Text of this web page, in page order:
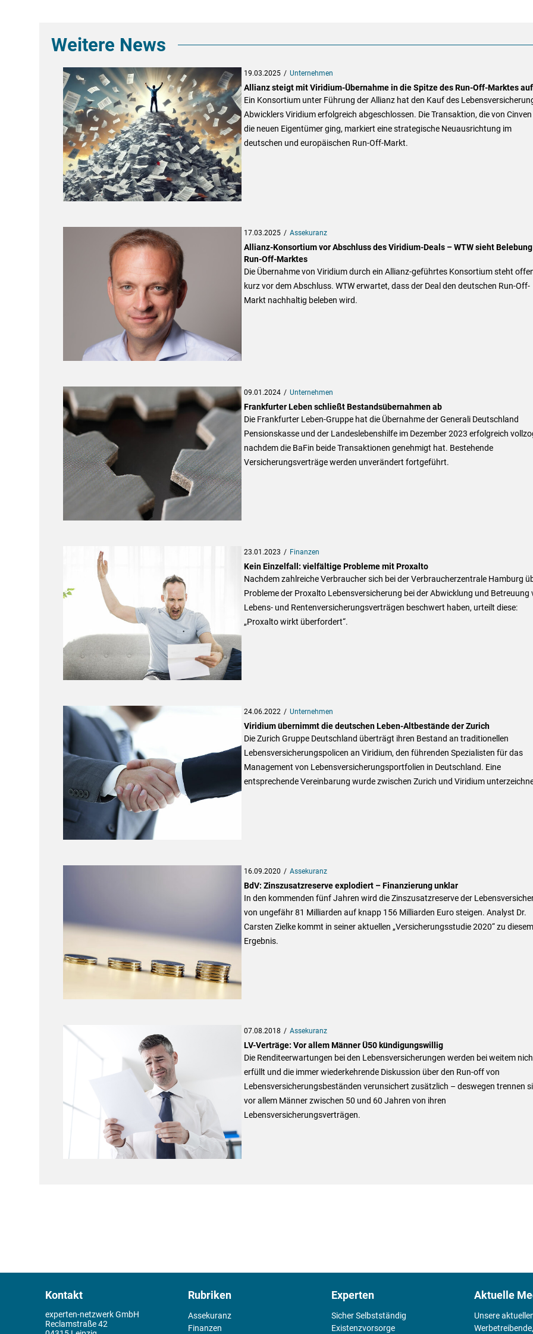
Weitere News
19.03.2025 Unternehmen
Allianz steigt mit Viridium-Übernahme in die Spitze des Run-Off-Marktes auf
Ein Konsortium unter Führung der Allianz hat den Kauf des
Abwicklers Viridium erfolgreich abgeschlossen. Die Transaktion, die von Cinven
die neuen Eigentümer ging, markiert eine strategische Neuausrichtung im
deutschen und europäischen Run-Off-Markt.
17.03.2025 Assekuranz
Allianz-Konsortium vor Abschluss des Viridium-Deals – WTW sieht
Run-Off-Marktes
Die Übernahme von Viridium durch ein Allianz-geführtes Konsortium steht
kurz vor dem Abschluss. WTW erwartet, dass der Deal den deutschen Run-Off-
Markt nachhaltig beleben wird.
09.01.2024 Unternehmen
Frankfurter Leben schließt Bestandsübernahmen ab
Die Frankfurter Leben-Gruppe hat die Übernahme der Generali Deutschland
Pensionskasse und der Landeslebenshilfe im Dezember 2023 erfolgreich
nachdem die BaFin beide Transaktionen genehmigt hat. Bestehende
Versicherungsverträge werden unverändert fortgeführt.
23.01.2023 Finanzen
Kein Einzelfall: vielfältige Probleme mit Proxalto
Nachdem zahlreiche Verbraucher sich bei der Verbraucherzentrale Hamburg
Probleme der Proxalto Lebensversicherung bei der Abwicklung und Betreuung
Lebens- und Rentenversicherungsverträgen beschwert haben, urteilt diese:
„Proxalto wirkt überfordert“.
24.06.2022 Unternehmen
Viridium übernimmt die deutschen Leben-Altbestände der Zurich
Die Zurich Gruppe Deutschland überträgt ihren Bestand an traditionellen
Lebensversicherungspolicen an Viridium, den führenden Spezialisten für das
Management von Lebensversicherungsportfolien in Deutschland. Eine
entsprechende Vereinbarung wurde zwischen Zurich und Viridium
16.09.2020 Assekuranz
BdV: Zinszusatzreserve explodiert – Finanzierung unklar
In den kommenden fünf Jahren wird die Zinszusatzreserve der
von ungefähr 81 Milliarden auf knapp 156 Milliarden Euro steigen. Analyst Dr.
Carsten Zielke kommt in seiner aktuellen „Versicherungsstudie 2020“ zu diesem
Ergebnis.
07.08.2018 Assekuranz
LV-Verträge: Vor allem Männer Ü50 kündigungswillig
Die Renditeerwartungen bei den Lebensversicherungen werden bei weitem
erfüllt und die immer wiederkehrende Diskussion über den Run-off von
Lebensversicherungsbeständen verunsichert zusätzlich – deswegen trennen
vor allem Männer zwischen 50 und 60 Jahren von ihren
Lebensversicherungsverträgen.
Kontakt
experten-netzwerk GmbH
Reclamstraße 42
Rubriken
Assekuranz
Finanzen
Experten
Sicher Selbstständig
Existenz­vorsorge
Aktuelle
Unsere